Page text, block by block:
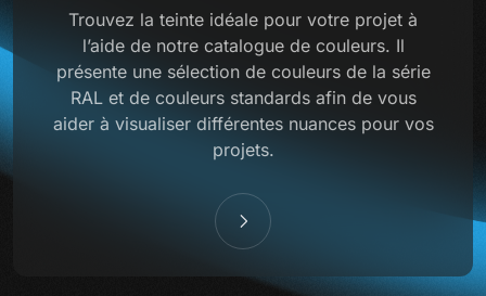
Trouvez la teinte idéale pour votre projet à
l’aide de notre catalogue de couleurs. Il
présente une sélection de couleurs de la série
RAL et de couleurs standards afin de vous
aider à visualiser différentes nuances pour vos
projets.